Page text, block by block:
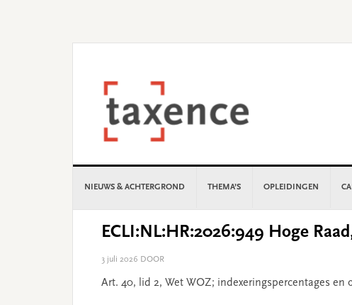
NIEUWS & ACHTERGROND THEMA’S OPLEIDINGEN
ECLI:NL:HR:2026:949 Hoge
3 juli 2026 DOOR
Art. 40, lid 2, Wet WOZ; indexeringspercentages en